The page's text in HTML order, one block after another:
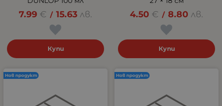
7.99 € / 15.63 лв.
Купи
4.50 € / 8.80 лв.
Купи
Нов продукт Нов продукт